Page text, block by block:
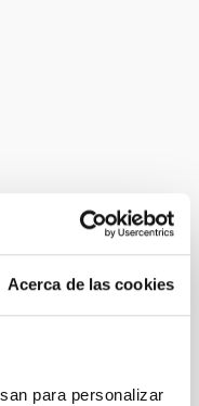
Acerca de las cookies
para personalizar